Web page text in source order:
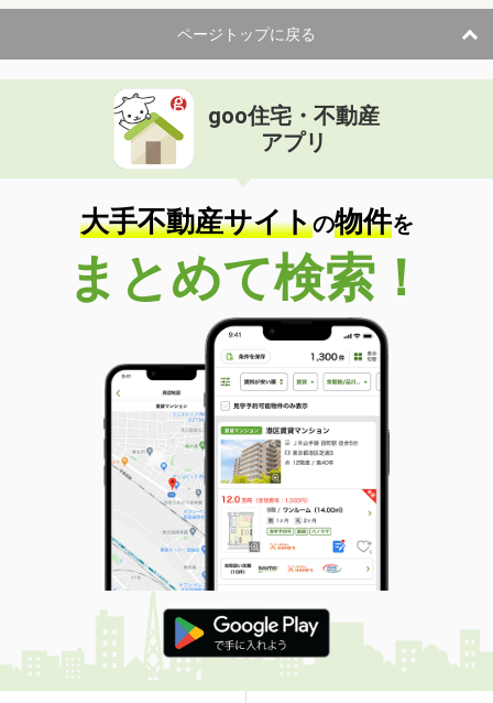
ページトップに戻る
goo住宅・不動産
アプリ
大手不動産サイトの物件を
まとめて検索！